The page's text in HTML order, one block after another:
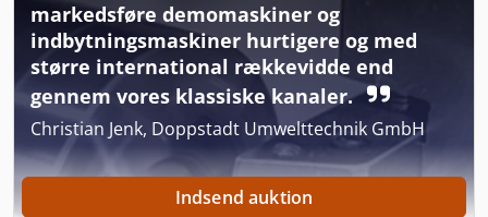
markedsføre demomaskiner og
indbytningsmaskiner hurtigere og med
større international rækkevidde end
gennem vores klassiske kanaler.
Christian Jenk, Doppstadt Umwelttechnik GmbH
Indsend auktion